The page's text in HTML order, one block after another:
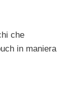
che
in maniera